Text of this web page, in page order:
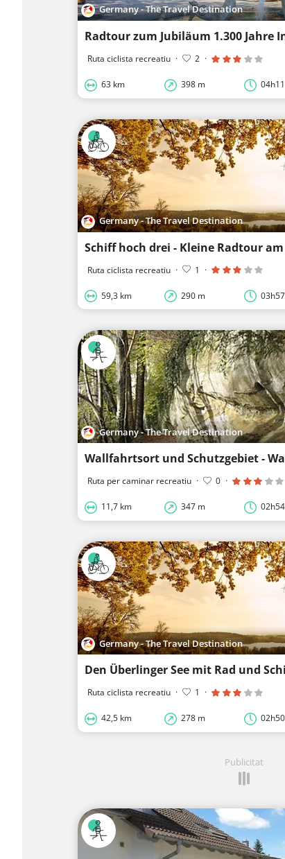
Germany - The Travel Destination
Radtour zum Jubiläum 1.300 Jahre
Ruta ciclista recreatiu · 2 ·
63 km 398 m 04h11
Germany - The Travel Destination
Schiff hoch drei - Kleine Radtour
Ruta ciclista recreatiu · 1 ·
59,3 km 290 m 03h57
Germany - The Travel Destination
Ruta per caminar recreatiu · 0 ·
11,7 km 347 m 02h54
Germany - The Travel Destination
Den Überlinger See mit Rad und
Ruta ciclista recreatiu · 1 ·
42,5 km 278 m 02h50
Publicitat